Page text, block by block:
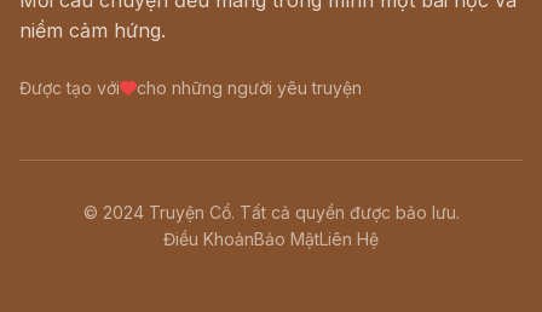
niềm cảm hứng.
Được tạo với cho những người yêu truyện
© 2024 Truyện Cổ. Tất cả quyền được bảo lưu.
Điều KhoảnBảo MậtLiên Hệ